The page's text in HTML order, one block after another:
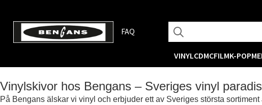
FAQ
VINYLCDMCFILMK-POP
Vinylskivor hos Bengans – Sveriges vinyl
På Bengans älskar vi vinyl och erbjuder ett av Sveriges största